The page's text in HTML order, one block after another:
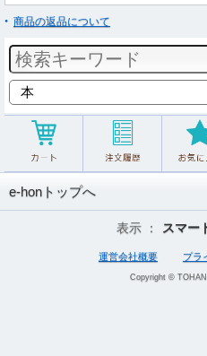
商品の返品について
e-honトップへ
表示 ： スマー
運営会社概要 プラ
Copyright ©